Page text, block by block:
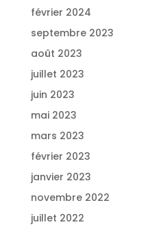
février 2024
septembre 2023
août 2023
juillet 2023
juin 2023
mai 2023
mars 2023
février 2023
janvier 2023
novembre 2022
juillet 2022